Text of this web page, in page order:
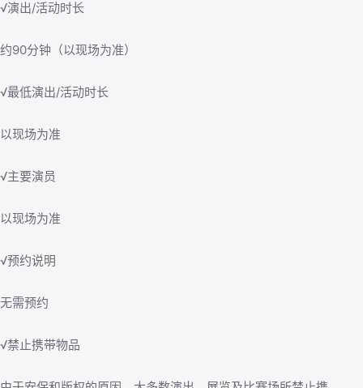
√演出/活动时长
约90分钟（以现场为准）
√最低演出/活动时长
以现场为准
√主要演员
以现场为准
√预约说明
无需预约
√禁止携带物品